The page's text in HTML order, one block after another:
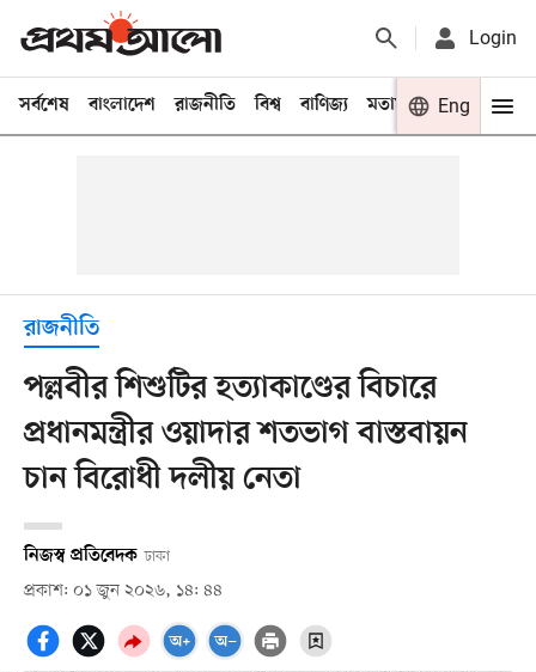
Login
সর্বশেষ বাংলাদেশ রাজনীতি বিশ্ব বাণিজ্য মতামত খেলা
Eng
রাজনীতি
পল্লবীর শিশুটির হত্যাকাণ্ডের বিচারে
প্রধানমন্ত্রীর ওয়াদার শতভাগ বাস্তবায়ন
চান বিরোধী দলীয় নেতা
নিজস্ব প্রতিবেদক ঢাকা
প্রকাশ: ০১ জুন ২০২৬, ১৪: ৪৪